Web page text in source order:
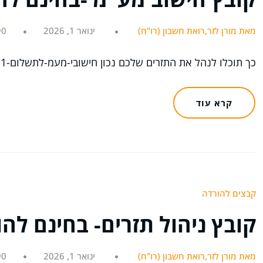
מאת מורן לזר,רואת חשבון (רו"ח) ינואר 1, 2026 0
כך תוכלו לנהל את התזרים שלכם נכון חישובי-מעמ-לתשלום-1הורד
קרא עוד
קבצים להורדה
קובץ ניהול תזרים- בחינם
מאת מורן לזר,רואת חשבון (רו"ח) ינואר 1, 2026 0